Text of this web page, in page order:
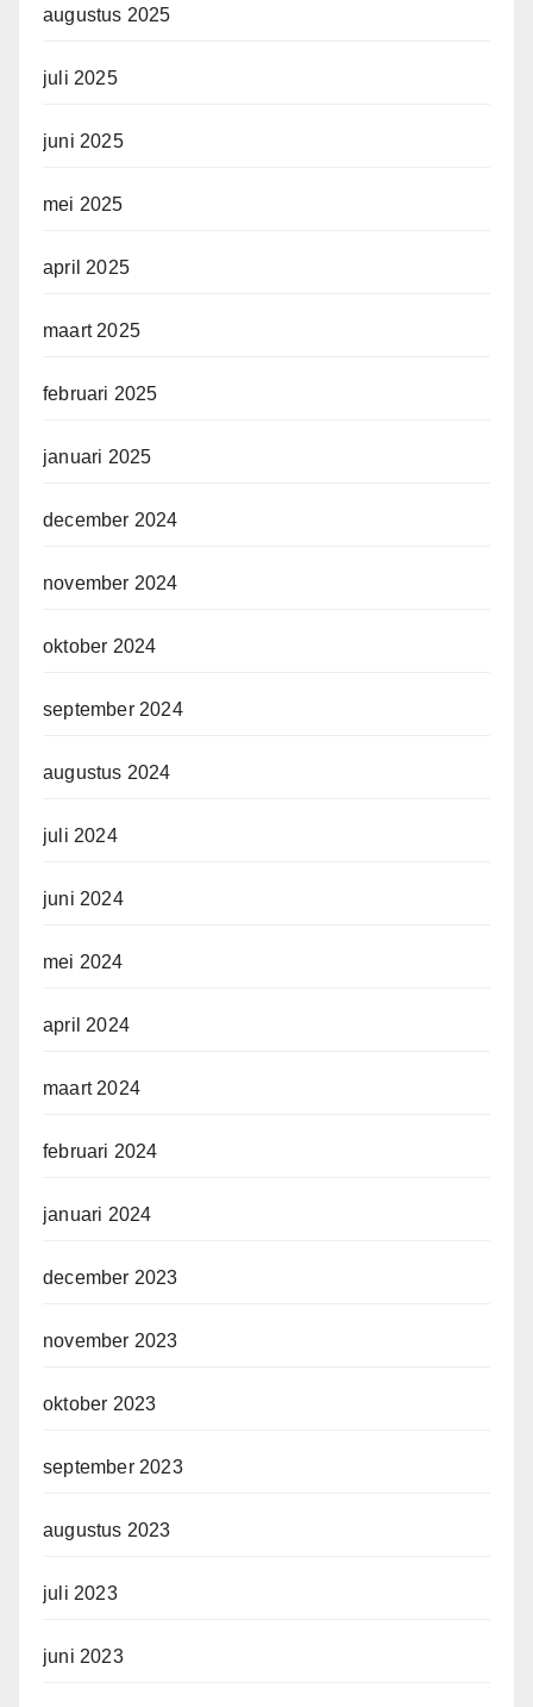
augustus 2025
juli 2025
juni 2025
mei 2025
april 2025
maart 2025
februari 2025
januari 2025
december 2024
november 2024
oktober 2024
september 2024
augustus 2024
juli 2024
juni 2024
mei 2024
april 2024
maart 2024
februari 2024
januari 2024
december 2023
november 2023
oktober 2023
september 2023
augustus 2023
juli 2023
juni 2023